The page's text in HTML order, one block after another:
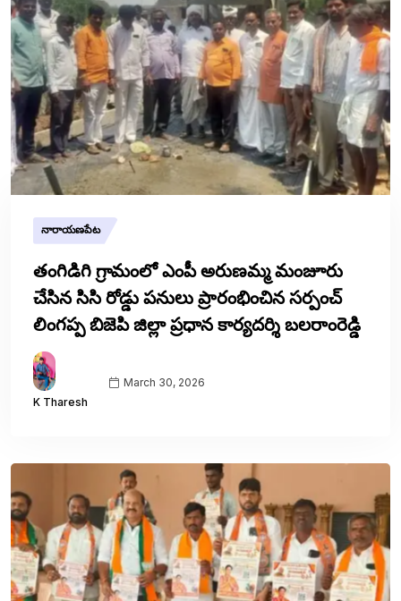
నారాయణపేట
తంగిడిగి గ్రామంలో ఎంపీ అరుణమ్మ మంజూరు
చేసిన సిసి రోడ్డు పనులు ప్రారంభించిన సర్పంచ్
లింగప్ప బిజెపి జిల్లా ప్రధాన కార్యదర్శి బలరాంరెడ్డి
K Tharesh
March 30, 2026